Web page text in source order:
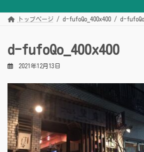
トップページ d-fufoQo_400x400 d-
d-fufoQo_400x400
2021年12月13日